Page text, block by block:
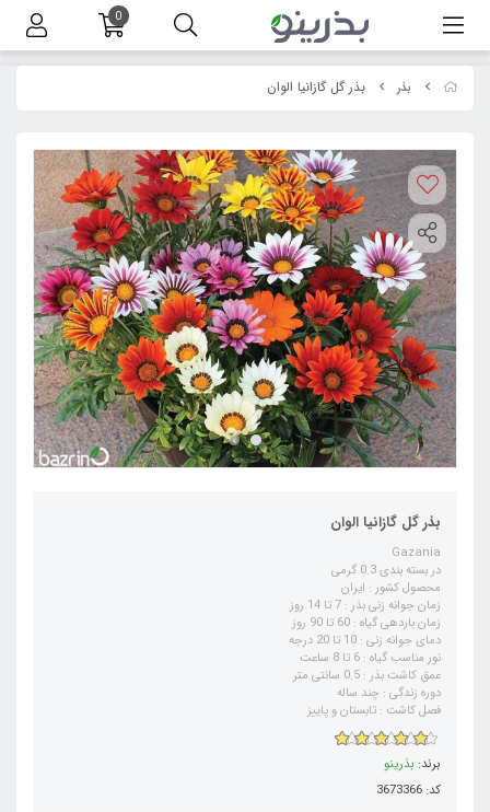
بذر بذر گل گازانیا الوان
بذر گل گازانیا الوان
Gazania
در بسته بندی 0.3 گرمی
محصول کشور : ایران
زمان جوانه زنی بذر : 7 تا 14 روز
زمان باردهی گیاه : 60 تا 90 روز
دمای جوانه زنی : 10 تا 20 درجه
نور مناسب گیاه : 6 تا 8 ساعت
عمق کاشت بذر : 0.5 سانتی متر
دوره زندگی : چند ساله
فصل کاشت : تابستان و پاییز
برند: بذرینو
کد: 3673366
0